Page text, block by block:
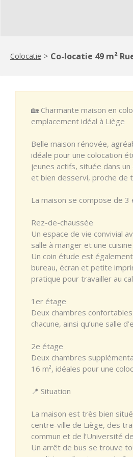
Colocatie > Co-locatie 49 m²
🏡 Charmante maison en
emplacement idéal à Liège
Belle maison rénovée,
idéale pour une colocation
jeunes actifs, située dans
et bien desservi, proche de
La maison se compose de 3
Rez-de-chaussée
Un espace de vie convivial
salle à manger et une
Un coin étude est
bureau, écran et petite
pratique pour travailler au
1er étage
Deux chambres
chacune, ainsi qu’une salle
2e étage
Deux chambres
16 m², idéales pour une
📍 Situation
La maison est très bien
centre-ville de Liège, des
commun et de l’Université
Un arrêt de bus se trouve